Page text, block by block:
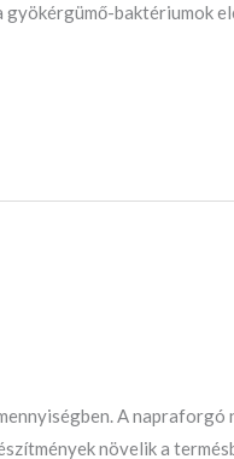
baktériumok
A napraforgó
növelik a